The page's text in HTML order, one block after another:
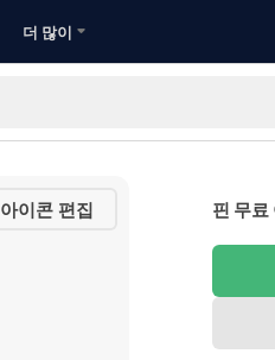
더 많이
아이콘 편집 핀 무료